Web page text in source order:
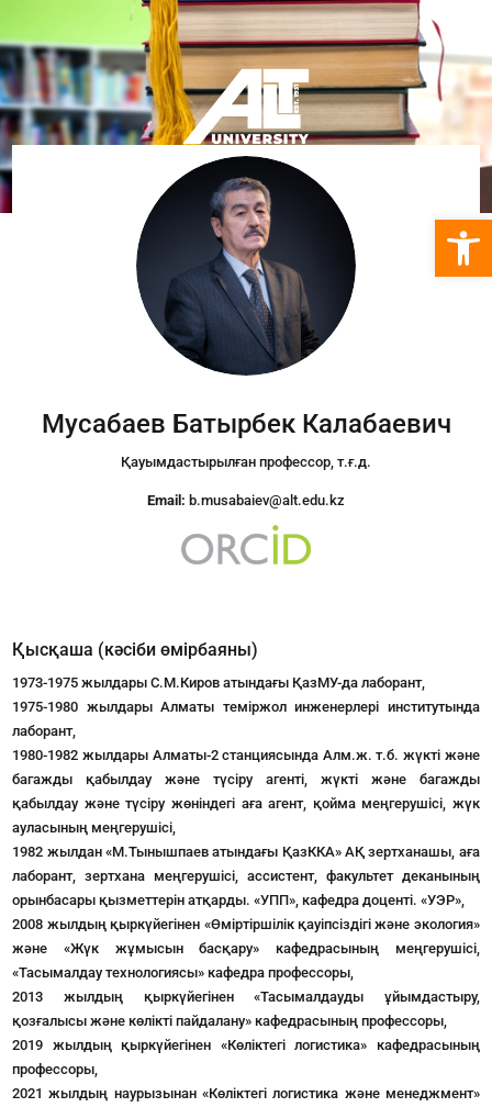
Мусабаев Батырбек Калабаевич
Қауымдастырылған профессор, т.ғ.д.
Email: b.musabaiev@alt.edu.kz
Қысқаша (кәсіби өмірбаяны)
1973-1975 жылдары С.М.Киров атындағы ҚазМУ-да лаборант,
1975-1980 жылдары Алматы теміржол инженерлері институтында
лаборант,
1980-1982 жылдары Алматы-2 станциясында Алм.ж. т.б. жүкті және
багажды қабылдау және түсіру агенті, жүкті және багажды
қабылдау және түсіру жөніндегі аға агент, қойма меңгерушісі, жүк
ауласының меңгерушісі,
1982 жылдан «М.Тынышпаев атындағы ҚазККА» АҚ зертханашы, аға
лаборант, зертхана меңгерушісі, ассистент, факультет деканының
орынбасары қызметтерін атқарды. «УПП», кафедра доценті. «УЭР»,
2008 жылдың қыркүйегінен «Өміртіршілік қауіпсіздігі және экология»
және «Жүк жұмысын басқару» кафедрасының меңгерушісі,
«Тасымалдау технологиясы» кафедра профессоры,
2013 жылдың қыркүйегінен «Тасымалдауды ұйымдастыру,
қозғалысы және көлікті пайдалану» кафедрасының профессоры,
2019 жылдың қыркүйегінен «Көліктегі логистика» кафедрасының
профессоры,
2021 жылдың наурызынан «Көліктегі логистика және менеджмент»